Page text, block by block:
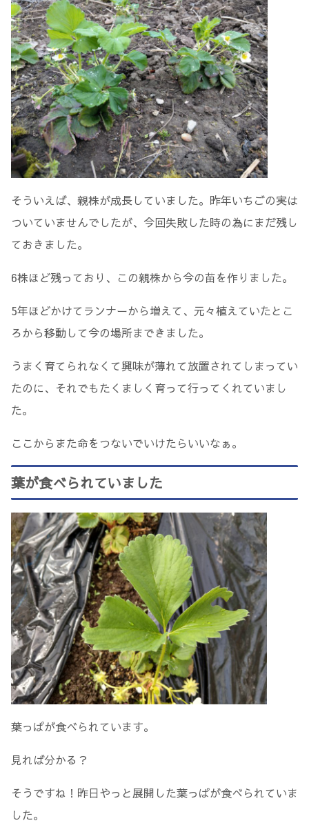
そういえば、親株が成長していました。昨年いちごの実は
ついていませんでしたが、今回失敗した時の為にまだ残し
ておきました。
6株ほど残っており、この親株から今の苗を作りました。
5年ほどかけてランナーから増えて、元々植えていたとこ
ろから移動して今の場所まできました。
うまく育てられなくて興味が薄れて放置されてしまってい
たのに、それでもたくましく育って行ってくれていまし
た。
ここからまた命をつないでいけたらいいなぁ。
葉が食べられていました
葉っぱが食べられています。
見れば分かる？
そうですね！昨日やっと展開した葉っぱが食べられていま
した。